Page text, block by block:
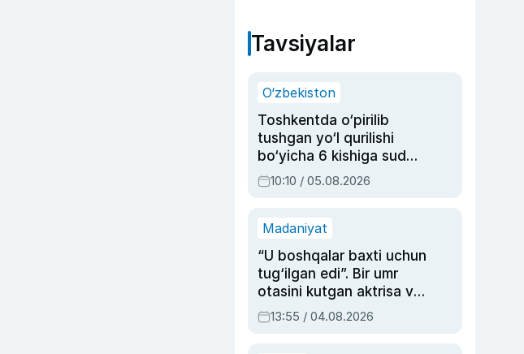
Tavsiyalar
O‘zbekiston
Toshkentda o‘pirilib
tushgan yo‘l qurilishi
bo‘yicha 6 kishiga sud
hukmi o‘qildi
10:10 / 05.08.2026
Madaniyat
“U boshqalar baxti uchun
tug‘ilgan edi”. Bir umr
otasini kutgan aktrisa va
dublyaj ustasi Rimma
Ahmedovaning
13:55 / 04.08.2026